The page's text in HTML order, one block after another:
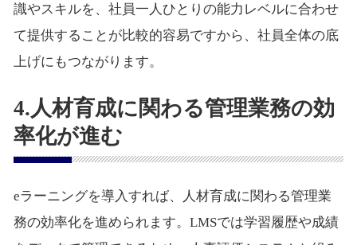
識やスキルを、社員一人ひとりの能力レベルに合わせ
て提供することが比較的容易ですから、社員全体の底
上げにもつながります。
4.人材育成に関わる管理業務の効
率化が進む
eラーニングを導入すれば、人材育成に関わる管理業
務の効率化を進められます。LMSでは学習履歴や成績